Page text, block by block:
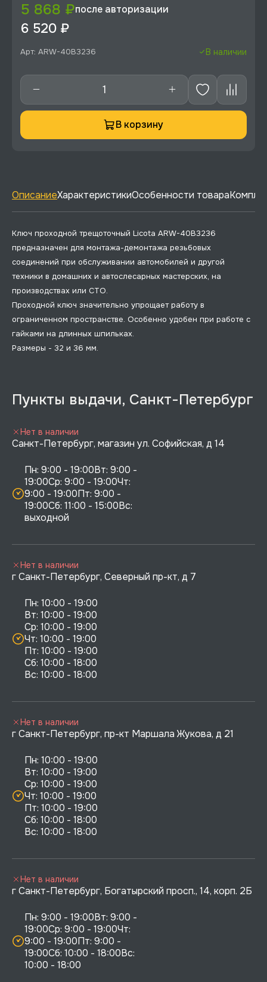
5 868 ₽после авторизации
6 520 ₽
Арт: ARW-40B3236 В наличии
В корзину
ОписаниеХарактеристикиОсобенности товара
Ключ проходной трещоточный Licota ARW-40B3236
предназначен для монтажа-демонтажа резьбовых
соединений при обслуживании автомобилей и другой
техники в домашних и автослесарных мастерских, на
производствах или СТО.
Проходной ключ значительно упрощает работу в
ограниченном пространстве. Особенно удобен при работе с
гайками на длинных шпильках.
Размеры - 32 и 36 мм.
Пункты выдачи, Санкт-Петербург
Санкт-Петербург, магазин ул. Софийская, д 14
Пн: 9:00 - 19:00Вт: 9:00 -
19:00Ср: 9:00 - 19:00Чт:
9:00 - 19:00Пт: 9:00 -
19:00Сб: 11:00 - 15:00Вс:
выходной
Нет в наличии
г Санкт-Петербург, Северный пр-кт, д 7
Пн: 10:00 - 19:00
Вт: 10:00 - 19:00
Ср: 10:00 - 19:00
Чт: 10:00 - 19:00
Пт: 10:00 - 19:00
Сб: 10:00 - 18:00
Нет в наличии
г Санкт-Петербург, пр-кт Маршала Жукова, д 21
Пн: 10:00 - 19:00
Вт: 10:00 - 19:00
Ср: 10:00 - 19:00
Чт: 10:00 - 19:00
Пт: 10:00 - 19:00
Сб: 10:00 - 18:00
Нет в наличии
г Санкт-Петербург, Богатырский просп., 14, корп. 2Б
Пн: 9:00 - 19:00Вт: 9:00 -
19:00Ср: 9:00 - 19:00Чт:
9:00 - 19:00Пт: 9:00 -
19:00Сб: 10:00 - 18:00Вс:
10:00 - 18:00
Нет в наличии